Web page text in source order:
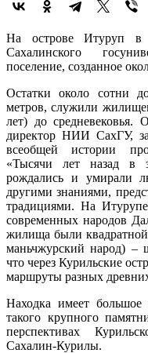
На острове Итуруп в
Сахалинского
поселение, созданное
Остатки около сотни
метров, служили
лет) до средневековья.
директор НИИ СахГУ,
всеобщей истории
«Тысячи лет назад в
рождались и умирали
другими знаниями,
традициями. На
современных народов
жилища были
маньчжурский народ) –
что через Курильские
маршруты разных
Находка имеет
такого крупного
перспективах
Сахалин-Курилы.